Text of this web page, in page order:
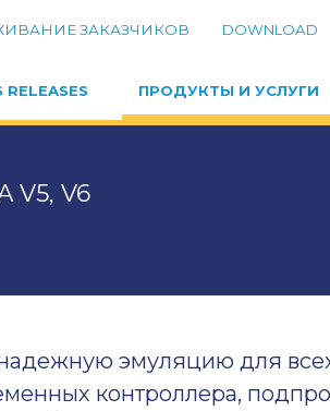
RELEASES ПРОДУКТЫ И УСЛУГИ
ЗАКАЗЧИКОВ DOWNLOAD
V5, V6
эмуляцию для
контроллера,